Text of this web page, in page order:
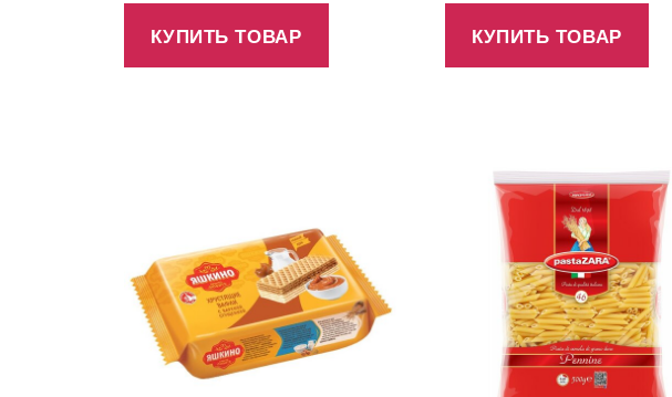
КУПИТЬ ТОВАР КУПИТЬ ТОВАР